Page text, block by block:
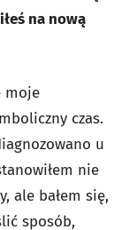
na nową
moje
czas.
u
nie
ale bałem się,
sposób,